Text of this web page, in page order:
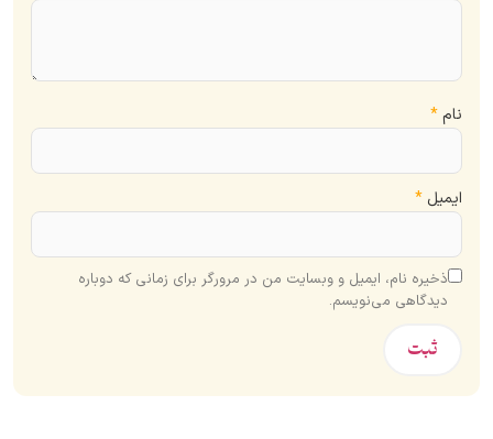
نام *
ایمیل *
ذخیره نام، ایمیل و وبسایت من در مرورگر برای زمانی که دوباره
دیدگاهی می‌نویسم.